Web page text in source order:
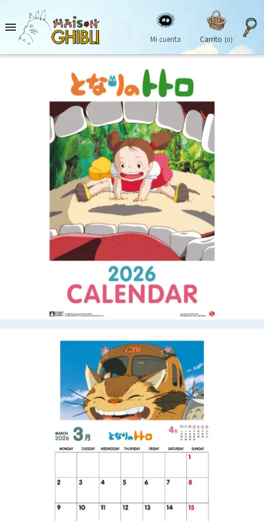

Mi cuenta Carrito (0)